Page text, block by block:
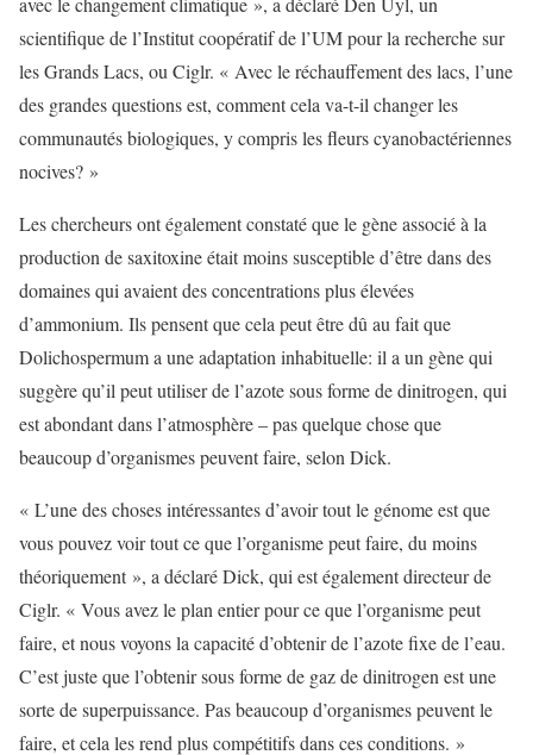
scientifique de l’Institut coopératif de l’UM pour la recherche sur
les Grands Lacs, ou Ciglr. « Avec le réchauffement des lacs, l’une
des grandes questions est, comment cela va-t-il changer les
communautés biologiques, y compris les fleurs cyanobactériennes
nocives? »
Les chercheurs ont également constaté que le gène associé à la
production de saxitoxine était moins susceptible d’être dans des
domaines qui avaient des concentrations plus élevées
d’ammonium. Ils pensent que cela peut être dû au fait que
Dolichospermum a une adaptation inhabituelle: il a un gène qui
suggère qu’il peut utiliser de l’azote sous forme de dinitrogen, qui
est abondant dans l’atmosphère – pas quelque chose que
beaucoup d’organismes peuvent faire, selon Dick.
« L’une des choses intéressantes d’avoir tout le génome est que
vous pouvez voir tout ce que l’organisme peut faire, du moins
théoriquement », a déclaré Dick, qui est également directeur de
Ciglr. « Vous avez le plan entier pour ce que l’organisme peut
faire, et nous voyons la capacité d’obtenir de l’azote fixe de l’eau.
C’est juste que l’obtenir sous forme de gaz de dinitrogen est une
sorte de superpuissance. Pas beaucoup d’organismes peuvent le
faire, et cela les rend plus compétitifs dans ces conditions. »